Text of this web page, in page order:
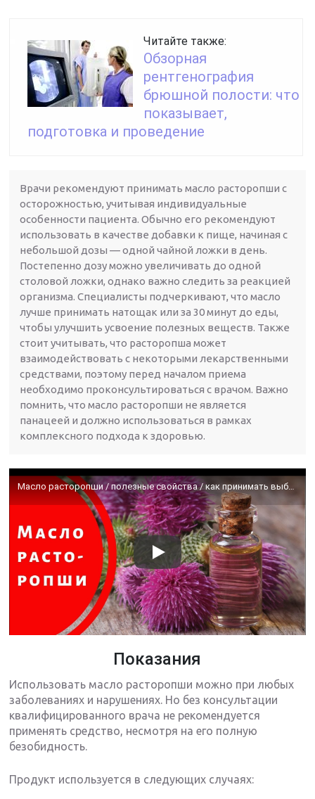
Читайте также:
Обзорная
рентгенография
брюшной полости: что
показывает,
подготовка и проведение
Врачи рекомендуют принимать масло расторопши с
осторожностью, учитывая индивидуальные
особенности пациента. Обычно его рекомендуют
использовать в качестве добавки к пище, начиная с
небольшой дозы — одной чайной ложки в день.
Постепенно дозу можно увеличивать до одной
столовой ложки, однако важно следить за реакцией
организма. Специалисты подчеркивают, что масло
лучше принимать натощак или за 30 минут до еды,
чтобы улучшить усвоение полезных веществ. Также
стоит учитывать, что расторопша может
взаимодействовать с некоторыми лекарственными
средствами, поэтому перед началом приема
необходимо проконсультироваться с врачом. Важно
помнить, что масло расторопши не является
панацеей и должно использоваться в рамках
комплексного подхода к здоровью.
Масло расторопши / полезные свойства / как принимать выбирать и хранить
Показания
Использовать масло расторопши можно при любых
заболеваниях и нарушениях. Но без консультации
квалифицированного врача не рекомендуется
применять средство, несмотря на его полную
безобидность.
Продукт используется в следующих случаях: